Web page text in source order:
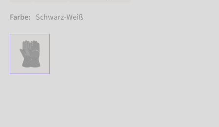
Farbe: Schwarz-Weiß